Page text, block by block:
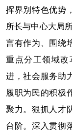
挥界别特色优势
所长与中心大局
言有作为、围绕
重点分工领域改
进，社会服务助
履职为民的积极
聚力。狠抓人才
台阶。深入贯彻